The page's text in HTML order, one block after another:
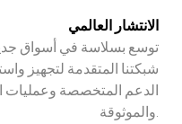
الانتشار العالمي
توسع بسلاسة في أسواق
شبكتنا المتقدمة لتجهيز
الدعم المتخصصة وعمليات
والموثوقة.